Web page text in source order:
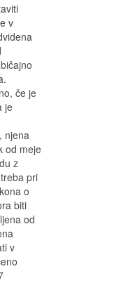
v
če je
je
njena
od meje
z
pri
o
biti
od
v